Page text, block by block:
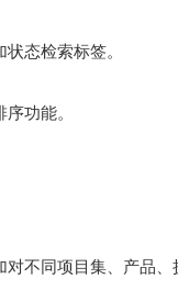
态检索标签。
功能。
不同项目集、产品、